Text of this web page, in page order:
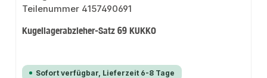
Kugellagerabzieher-Satz 69 KUKKO
Sofort verfügbar, Lieferzeit 6-8 Tage